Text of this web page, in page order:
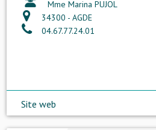
Mme Marina PUJOL
34300 - AGDE
04.67.77.24.01
Site web